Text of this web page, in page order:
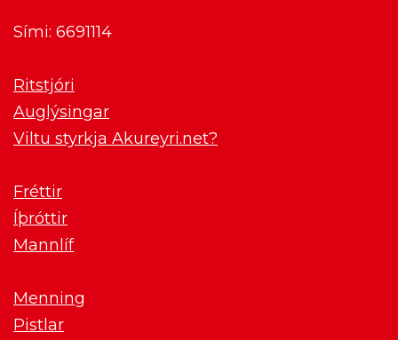
Sími: 6691114
Ritstjóri
Auglýsingar
Viltu styrkja Akureyri.net?
Fréttir
Íþróttir
Mannlíf
Menning
Pistlar